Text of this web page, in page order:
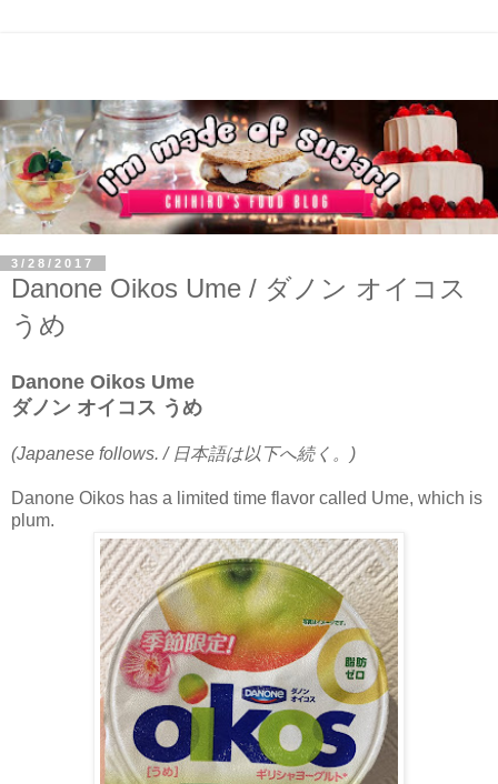
3/28/2017
Danone Oikos Ume / ダノン オイコス
うめ
Danone Oikos Ume
ダノン オイコス うめ
(Japanese follows. / 日本語は以下へ続く。)
Danone Oikos has a limited time flavor called Ume, which is
plum.